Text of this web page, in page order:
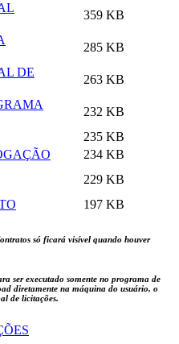
359 KB
285 KB
DE
263 KB
232 KB
235 KB
234 KB
229 KB
197 KB
só ficará visível quando houver
ser executado somente no programa de
diretamente na máquina do usuário, o
de licitações.